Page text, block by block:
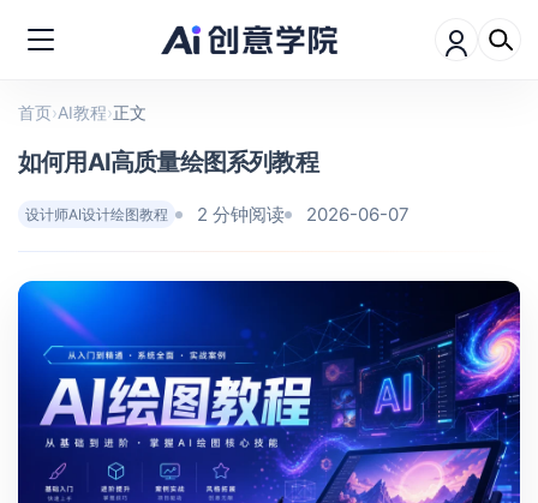
首页›AI教程›正文
如何用AI高质量绘图系列教程
设计师AI设计绘图教程 2 分钟阅读 2026-06-07